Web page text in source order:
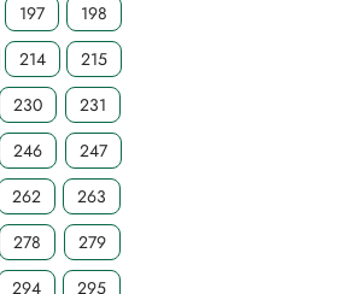
197
198
214
215
230
231
246
247
262
263
278
279
294 295